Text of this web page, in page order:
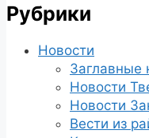
Рубрики
Новости
Заглавные
Новости
Новости
Вести из